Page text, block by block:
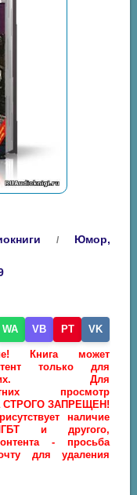
/
Юмор,
WA VB PT VK
Книга может
только для
Для
просмотр
СТРОГО ЗАПРЕЩЕН!
наличие
и другого,
- просьба
для удаления